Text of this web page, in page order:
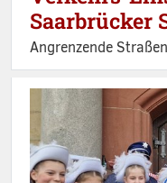
Saarbrücker
Angrenzende